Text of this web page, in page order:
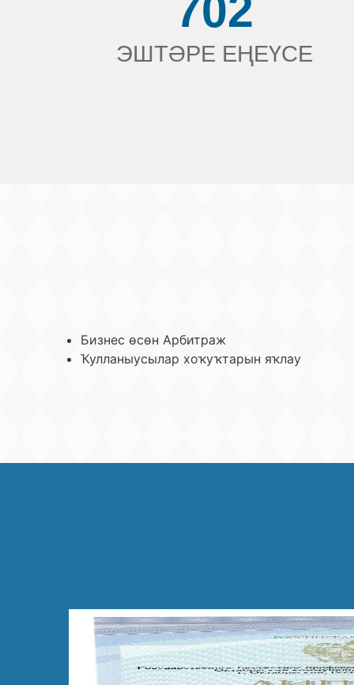
702
ЭШТӘРЕ ЕҢЕҮСЕ
Бизнес өсөн Арбитраж
Ҡулланыусылар хоҡуҡтарын яҡлау